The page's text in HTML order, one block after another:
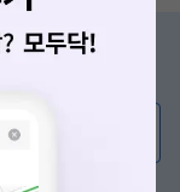
요?
보러가기